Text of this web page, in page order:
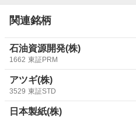
関連銘柄
石油資源開発(株)
1662 東証PRM
アツギ(株)
3529 東証STD
日本製紙(株)